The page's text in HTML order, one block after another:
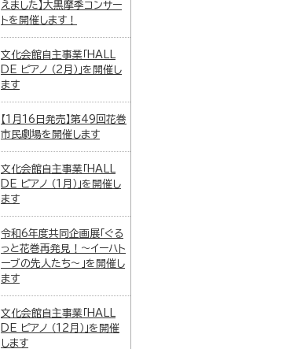
えました】大黒摩季コンサー
トを開催します！
文化会館自主事業「HALL
DE ピアノ （2月）」を開催し
ます
【1月16日発売】第49回花巻
市民劇場を開催します
文化会館自主事業「HALL
DE ピアノ （1月）」を開催し
ます
令和6年度共同企画展「ぐる
っと花巻再発見！～イーハト
ーブの先人たち～」を開催し
ます
文化会館自主事業「HALL
DE ピアノ （12月）」を開催
します